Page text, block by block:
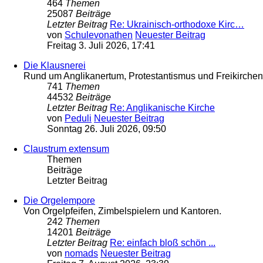
464 Themen
25087 Beiträge
Letzter Beitrag Re: Ukrainisch-orthodoxe Kirc…
von Schulevonathen Neuester Beitrag
Freitag 3. Juli 2026, 17:41
Die Klausnerei
Rund um Anglikanertum, Protestantismus und
741 Themen
44532 Beiträge
Letzter Beitrag Re: Anglikanische Kirche
von Peduli Neuester Beitrag
Sonntag 26. Juli 2026, 09:50
Claustrum extensum
Themen
Beiträge
Letzter Beitrag
Die Orgelempore
Von Orgelpfeifen, Zimbelspielern und Kantoren.
242 Themen
14201 Beiträge
Letzter Beitrag Re: einfach bloß schön ...
von nomads Neuester Beitrag